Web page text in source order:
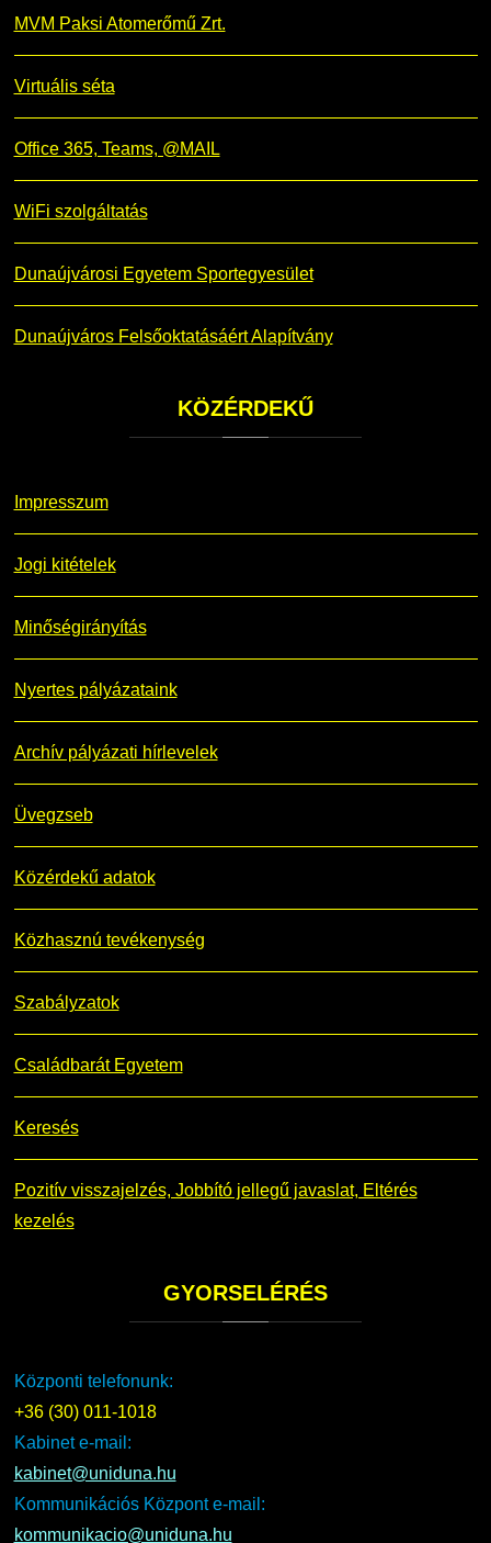
MVM Paksi Atomerőmű Zrt.
Virtuális séta
Office 365, Teams, @MAIL
WiFi szolgáltatás
Dunaújvárosi Egyetem Sportegyesület
Dunaújváros Felsőoktatásáért Alapítvány
KÖZÉRDEKŰ
Impresszum
Jogi kitételek
Minőségirányítás
Nyertes pályázataink
Archív pályázati hírlevelek
Üvegzseb
Közérdekű adatok
Közhasznú tevékenység
Szabályzatok
Családbarát Egyetem
Keresés
Pozitív visszajelzés, Jobbító jellegű javaslat, Eltérés
kezelés
GYORSELÉRÉS
Központi telefonunk:
+36 (30) 011-1018
Kabinet e-mail:
kabinet@uniduna.hu
Kommunikációs Központ e-mail:
kommunikacio@uniduna.hu